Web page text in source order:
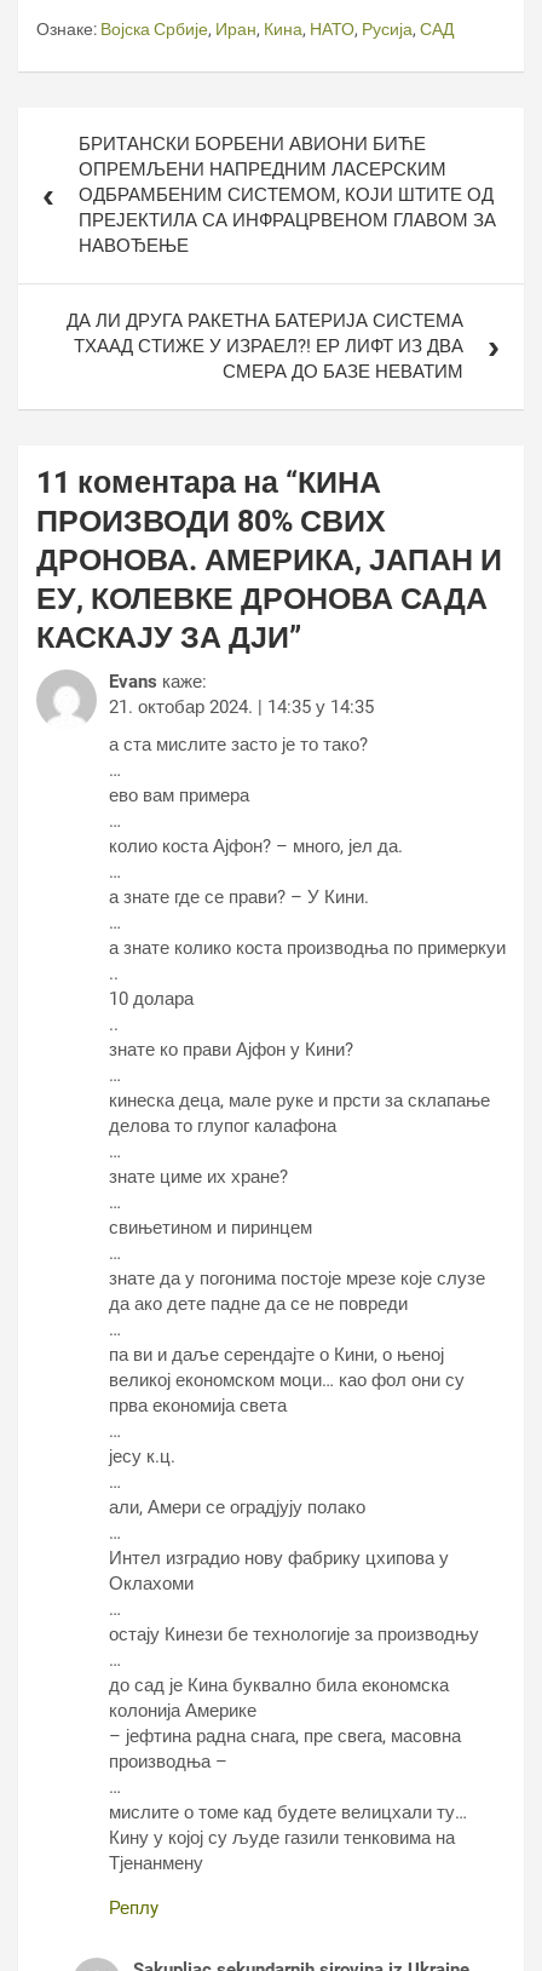
Ознаке: Војска Србије, Иран, Кина, НАТО, Русија, САД
чланкаБРИТАНСКИ БОРБЕНИ АВИОНИ БИЋЕ
ОПРЕМЉЕНИ НАПРЕДНИМ ЛАСЕРСКИМ
ОДБРАМБЕНИМ СИСТЕМОМ, КОЈИ ШТИТЕ ОД
ПРЕЈЕКТИЛА СА ИНФРАЦРВЕНОМ ГЛАВОМ ЗА
НАВОЂЕЊЕ
ДА ЛИ ДРУГА РАКЕТНА БАТЕРИЈА СИСТЕМА
ТХААД СТИЖЕ У ИЗРАЕЛ?! ЕР ЛИФТ ИЗ ДВА
СМЕРА ДО БАЗЕ НЕВАТИМ
11 коментара на “КИНА
ПРОИЗВОДИ 80% СВИХ
ДРОНОВА. АМЕРИКА, ЈАПАН И
ЕУ, КОЛЕВКЕ ДРОНОВА САДА
КАСКАЈУ ЗА ДЈИ”
Evans каже:
21. октобар 2024. | 14:35 у 14:35
а ста мислите засто је то тако?
…
ево вам примера
…
колио коста Ајфон? – много, јел да.
…
а знате где се прави? – У Кини.
…
а знате колико коста производња по примеркуи
..
10 долара
..
знате ко прави Ајфон у Кини?
…
кинеска деца, мале руке и прсти за склапање
делова то глупог калафона
…
знате циме их хране?
…
свињетином и пиринцем
…
знате да у погонима постоје мрезе које слузе
да ако дете падне да се не повреди
…
па ви и даље серендајте о Кини, о њеној
великој економском моци… као фол они су
прва економија света
…
јесу к.ц.
…
али, Амери се оградјују полако
…
Интел изградио нову фабрику цхипова у
Оклахоми
…
остају Кинези бе технологије за производњу
…
до сад је Кина буквално била економска
колонија Америке
– јефтина радна снага, пре свега, масовна
производња –
…
мислите о томе кад будете велицхали ту…
Кину у којој су људе газили тенковима на
Тјенанмену
Реплy